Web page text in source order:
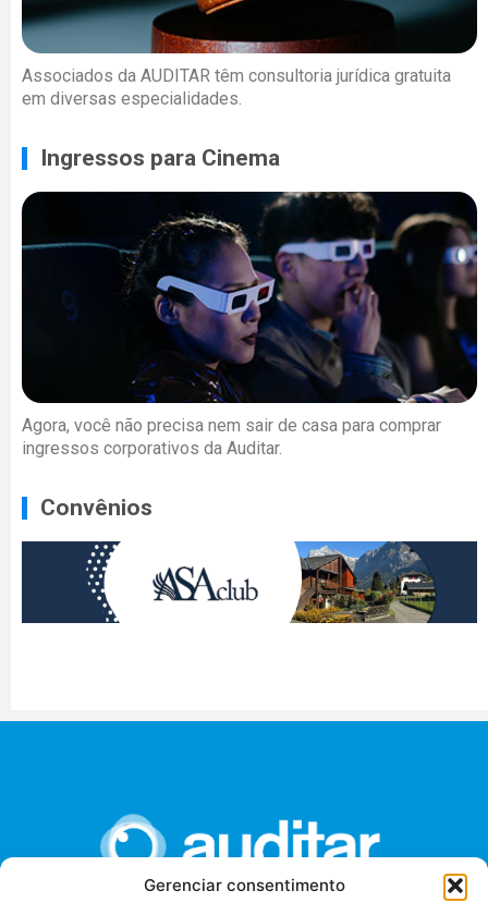
Gerenciar consentimento
Associados da AUDITAR têm consultoria jurídica gratuita
em diversas especialidades.
Ingressos para Cinema
Agora, você não precisa nem sair de casa para comprar
ingressos corporativos da Auditar.
Convênios